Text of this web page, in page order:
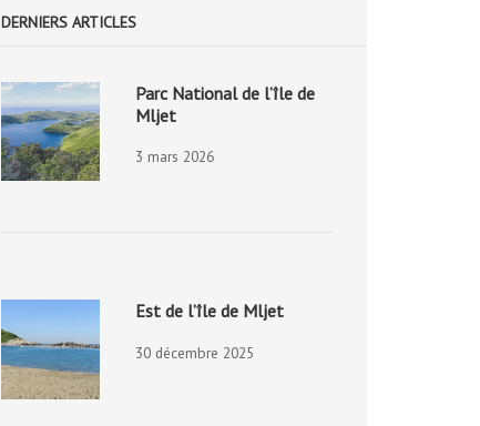
DERNIERS ARTICLES
Parc National de l’île de
Mljet
3 mars 2026
Est de l’île de Mljet
30 décembre 2025